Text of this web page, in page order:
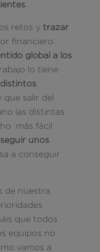
.
retos y trazar
financiero
global a los
lo tiene
salir del
las distintas
más fácil
unos
a conseguir
de nuestra
que todos
equipos no
vamos a